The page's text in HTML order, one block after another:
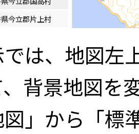
今立郡片上村
は、地図左
背景地図を
図」から「